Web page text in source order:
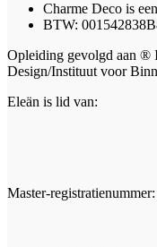
Charme Deco is
BTW:
Opleiding gevolgd aan ®
Design/Instituut voor
Eleän is lid van:
Master-